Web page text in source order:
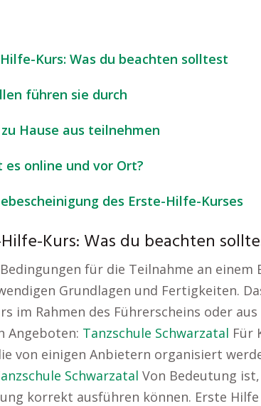
Kurs: Was du beachten solltest
führen sie durch
Hause aus teilnehmen
online und vor Ort?
des Erste-Hilfe-Kurses
Kurs: Was du beachten
für die Teilnahme an einem
Grundlagen und Fertigkeiten.
im Rahmen des Führerscheins oder
Angeboten: Tanzschule Schwarzatal Für
von einigen Anbietern organisiert
Schwarzatal Von Bedeutung
korrekt ausführen können. Erste